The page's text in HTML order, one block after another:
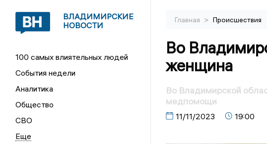
ВЛАДИМИРСКИЕ
НОВОСТИ
100 самых влиятельных людей
События недели
Аналитика
Общество
СВО
Главная > Происшествия
Во
женщина
Во Владимирской
медпомощи
11/11/2023 19:00